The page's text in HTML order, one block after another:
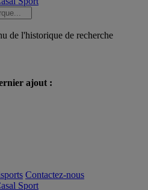
de l'historique de recherche
ajout :
Contactez-nous